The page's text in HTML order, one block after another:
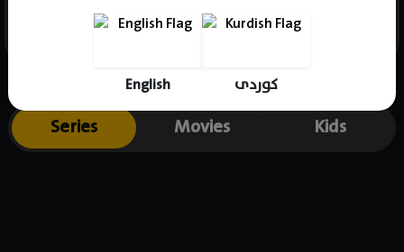
English کوردی
Series Movies Kids